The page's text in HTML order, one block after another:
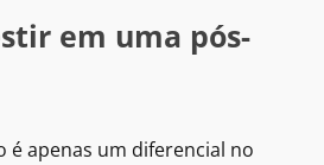
em uma pós-
é apenas um diferencial no